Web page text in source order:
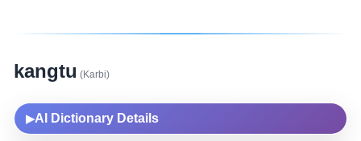
kangtu (Karbi)
▶AI Dictionary Details